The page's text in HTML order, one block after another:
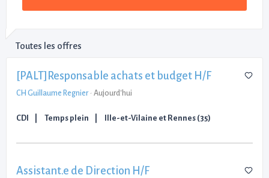
Toutes les offres
[PALT]Responsable achats et budget H/F
CH Guillaume Regnier- Aujourd'hui
CDI Temps plein Ille-et-Vilaine et Rennes (35)
Assistant.e de Direction H/F